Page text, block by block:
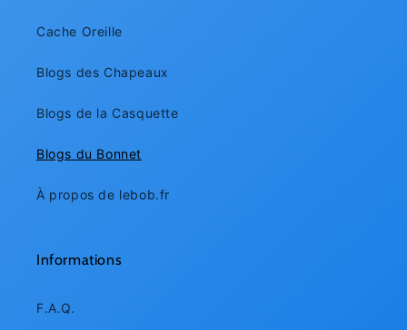
Cache Oreille
Blogs des Chapeaux
Blogs de la Casquette
Blogs du Bonnet
À propos de lebob.fr
Informations
F.A.Q.